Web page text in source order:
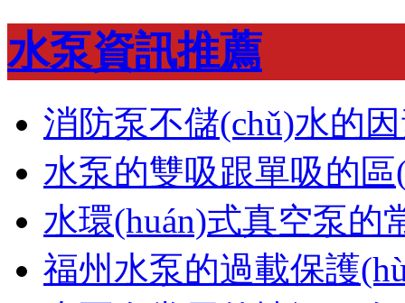
水泵資訊推薦
消防泵不儲(chǔ)水的
水泵的雙吸跟單吸的區
水環(huán)式真空泵的
福州水泵的過載保護